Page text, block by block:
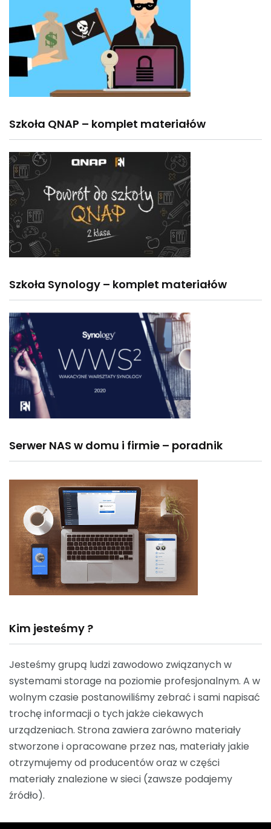
Szkoła QNAP – komplet materiałów
Szkoła Synology – komplet materiałów
Serwer NAS w domu i firmie – poradnik
Kim jesteśmy ?
Jesteśmy grupą ludzi zawodowo związanych w
systemami storage na poziomie profesjonalnym. A w
wolnym czasie postanowiliśmy zebrać i sami napisać
trochę informacji o tych jakże ciekawych
urządzeniach. Strona zawiera zarówno materiały
stworzone i opracowane przez nas, materiały jakie
otrzymujemy od producentów oraz w części
materiały znalezione w sieci (zawsze podajemy
źródło).